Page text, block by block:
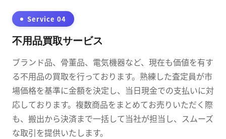
Service 04
不用品買取サービス
ブランド品、骨董品、電気機器など、現在も価値を有す
る不用品の買取を行っております。熟練した査定員が市
場価格を基準に金額を決定し、当日現金での支払いに対
応しております。複数商品をまとめてお売りいただく際
も、搬出から決済まで一括して当社が担当し、スムーズ
な取引を提供いたします。